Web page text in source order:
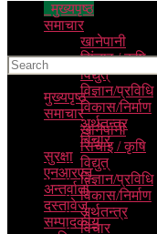
मुख्यपृष्ठ
समाचार
खानेपानी
सिंचाइ / कृषि
विद्युत्
विज्ञान/प्रविधि
विकास/निर्माण
अर्थतन्त्र
विचार
सुरक्षा
एनआरएन
अन्तर्वार्ता
दस्तावेज
सम्पादकीय
मुख्यपृष्ठ
समाचार
खानेपानी
सिंचाइ / कृषि
विद्युत्
विज्ञान/प्रविधि
विकास/निर्माण
अर्थतन्त्र
विचार